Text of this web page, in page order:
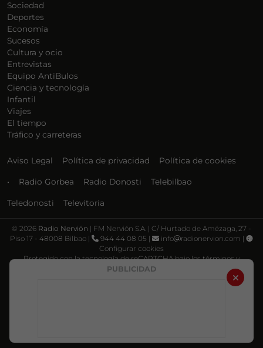
PUBLICIDAD
Sociedad
Deportes
Economía
Sucesos
Cultura y ocio
Entrevistas
Equipo AntiBulos
Ciencia y tecnología
Infantil
Viajes
El tiempo
Tráfico y carreteras
Aviso Legal Política de privacidad Política de cookies
• Radio Gorbea Radio Donosti Telebilbao
Teledonosti Televitoria
© 2026 Radio Nervión | FM Nervión S.A. | C/ Hurtado de Amézaga, 27 -
Piso 17 - 48008 Bilbao |
944 44 08 05 | info
radionervion.com |
Configurar cookies
Protegido con la tecnología de reCAPTCHA bajo los términos y
Política de privacidad Términos de servicio